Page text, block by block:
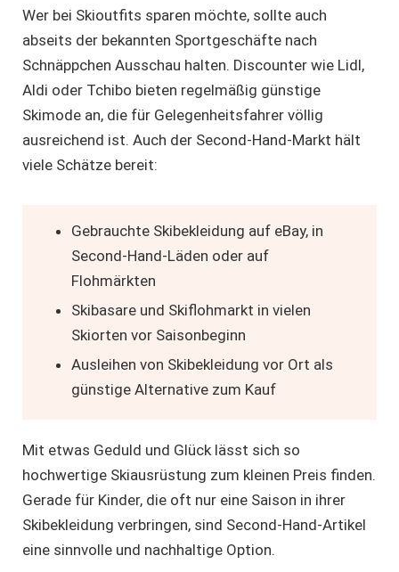
Wer bei Skioutfits sparen möchte, sollte auch
abseits der bekannten Sportgeschäfte nach
Schnäppchen Ausschau halten. Discounter wie Lidl,
Aldi oder Tchibo bieten regelmäßig günstige
Skimode an, die für Gelegenheitsfahrer völlig
ausreichend ist. Auch der Second-Hand-Markt hält
viele Schätze bereit:
Gebrauchte Skibekleidung auf eBay, in
Second-Hand-Läden oder auf
Flohmärkten
Skibasare und Skiflohmarkt in vielen
Skiorten vor Saisonbeginn
Ausleihen von Skibekleidung vor Ort als
günstige Alternative zum Kauf
Mit etwas Geduld und Glück lässt sich so
hochwertige Skiausrüstung zum kleinen Preis finden.
Gerade für Kinder, die oft nur eine Saison in ihrer
Skibekleidung verbringen, sind Second-Hand-Artikel
eine sinnvolle und nachhaltige Option.